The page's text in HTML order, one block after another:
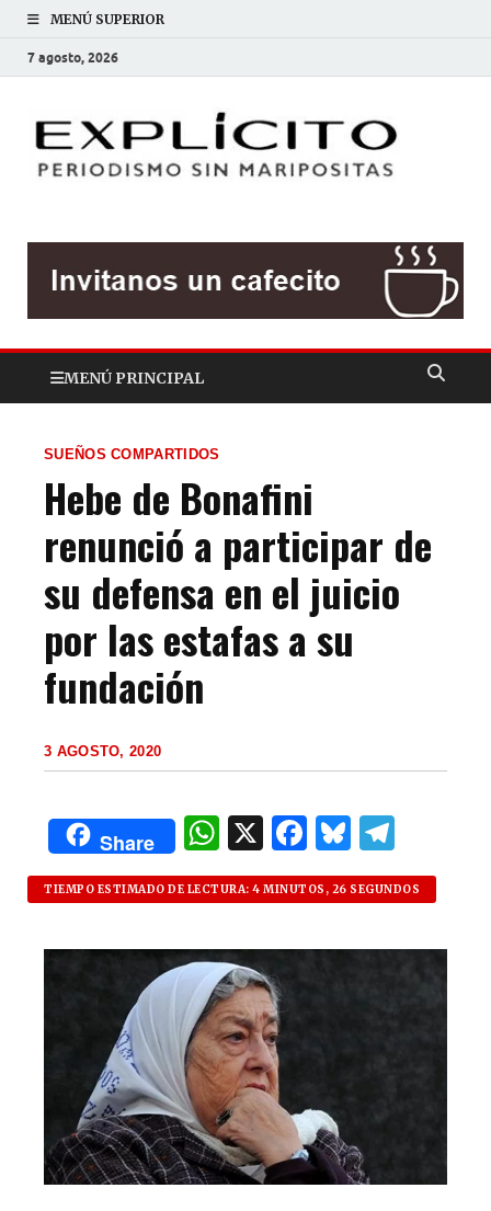
MENÚ SUPERIOR
7 agosto, 2026
MENÚ PRINCIPAL
SUEÑOS COMPARTIDOS
Hebe de Bonafini
renunció a participar de
su defensa en el juicio
por las estafas a su
fundación
3 AGOSTO, 2020
Share
W
h
at
s
A
p
p
X F
a
c
e
b
o
B
lu
es
k
el
e
g
ra
m
TIEMPO ESTIMADO DE LECTURA: 4 MINUTOS, 26 SEGUNDOS